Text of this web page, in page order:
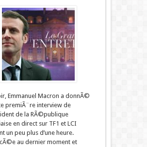
Emmanuel Macron a donnÃ©
premiÃ¨re interview de
de la RÃ©publique
en direct sur TF1 et LCI
un peu plus d’une heure.
au dernier moment et